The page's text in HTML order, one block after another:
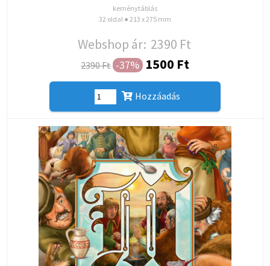
keménytáblás
32 oldal ● 213 x 275 mm
Webshop ár: 2390 Ft
2390 Ft -37% 1500 Ft
Hozzáadás